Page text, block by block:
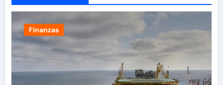
Finanzas